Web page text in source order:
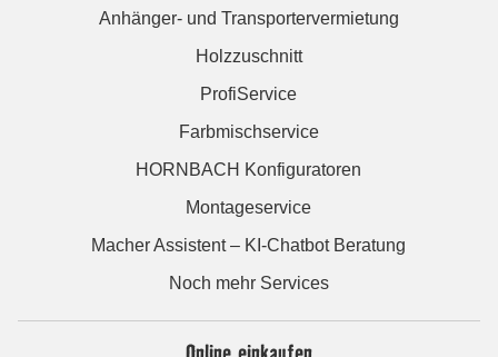
Anhänger- und Transportervermietung
Holzzuschnitt
ProfiService
Farbmischservice
HORNBACH Konfiguratoren
Montageservice
Macher Assistent – KI-Chatbot Beratung
Noch mehr Services